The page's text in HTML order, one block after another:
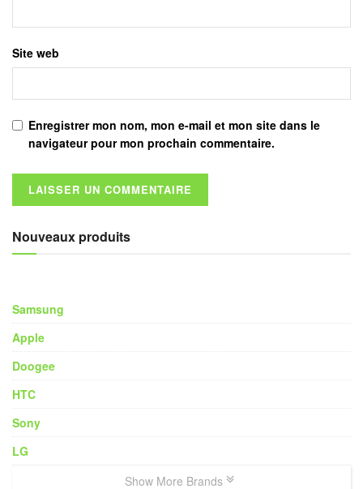
Site web
Enregistrer mon nom, mon e-mail et mon site dans le
navigateur pour mon prochain commentaire.
Nouveaux produits
Samsung
Apple
Doogee
HTC
Sony
LG
Show More Brands